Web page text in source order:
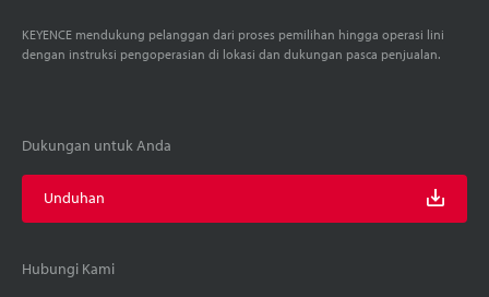
KEYENCE mendukung pelanggan dari proses pemilihan hingga operasi lini
dengan instruksi pengoperasian di lokasi dan dukungan pasca penjualan.
Dukungan untuk Anda
Unduhan
Hubungi Kami